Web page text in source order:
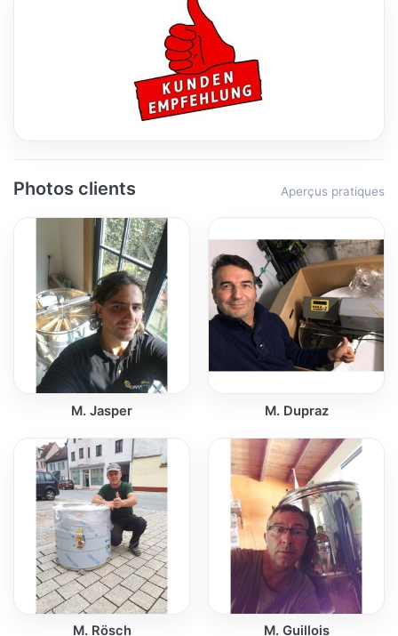
Photos clients Aperçus pratiques
M. Jasper M. Dupraz
M. Rösch M. Guillois